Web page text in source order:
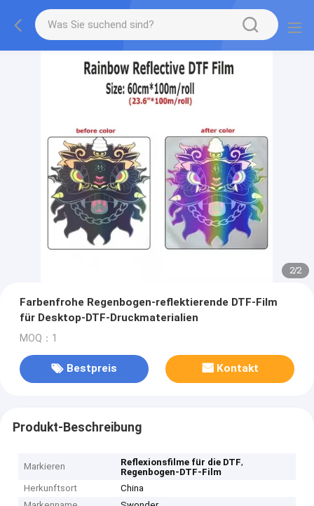
2/2
Farbenfrohe Regenbogen-reflektierende DTF-Film
für Desktop-DTF-Druckmaterialien
MOQ：1
Bestpreis Kontakt
Produkt-Beschreibung
Markieren Reflexionsfilme für die DTF,
Regenbogen-DTF-Film
Herkunftsort
China